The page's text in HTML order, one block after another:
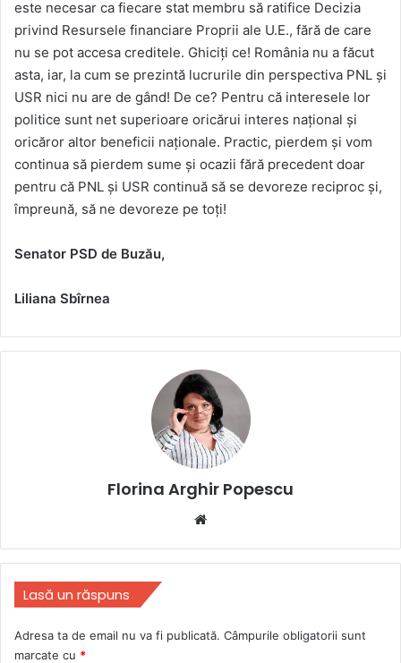
este necesar ca fiecare stat membru să ratifice Decizia
privind Resursele financiare Proprii ale U.E., fără de care
nu se pot accesa creditele. Ghiciți ce! România nu a făcut
asta, iar, la cum se prezintă lucrurile din perspectiva PNL și
USR nici nu are de gând! De ce? Pentru că interesele lor
politice sunt net superioare oricărui interes național și
oricăror altor beneficii naționale. Practic, pierdem și vom
continua să pierdem sume și ocazii fără precedent doar
pentru că PNL și USR continuă să se devoreze reciproc și,
împreună, să ne devoreze pe toți!
Senator PSD de Buzău,
Liliana Sbîrnea
Florina Arghir Popescu
Lasă un răspuns
Adresa ta de email nu va fi publicată. Câmpurile obligatorii sunt
marcate cu *